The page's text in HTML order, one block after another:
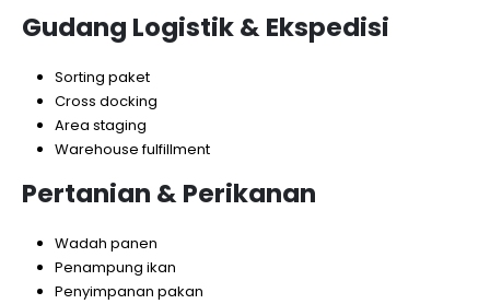
Gudang Logistik & Ekspedisi
Sorting paket
Cross docking
Area staging
Warehouse fulfillment
Pertanian & Perikanan
Wadah panen
Penampung ikan
Penyimpanan pakan